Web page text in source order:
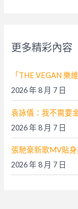
:
更多精彩內容
「THE VEGAN 樂
2026 年 8 月 7 日
袁詠儀：我不需要
2026 年 8 月 7 日
張馳豪新歌MV貼
2026 年 8 月 7 日